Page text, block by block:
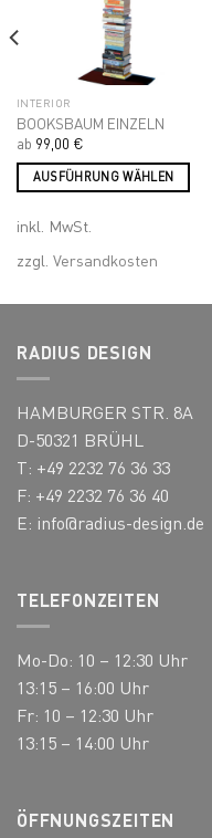
INTERIOR
BOOKSBAUM EINZELN
ab 99,00 €
AUSFÜHRUNG WÄHLEN
Produkt
mehrere
Die
Optionen
auf
der
Produktseite
werden
inkl. MwSt.
zzgl. Versandkosten
RADIUS DESIGN
HAMBURGER STR. 8A
D-50321 BRÜHL
T: +49 2232 76 36 33
F: +49 2232 76 36 40
E: info@radius-design.de
TELEFONZEITEN
Mo-Do: 10 – 12:30 Uhr
13:15 – 16:00 Uhr
Fr: 10 – 12:30 Uhr
13:15 – 14:00 Uhr
ÖFFNUNGSZEITEN